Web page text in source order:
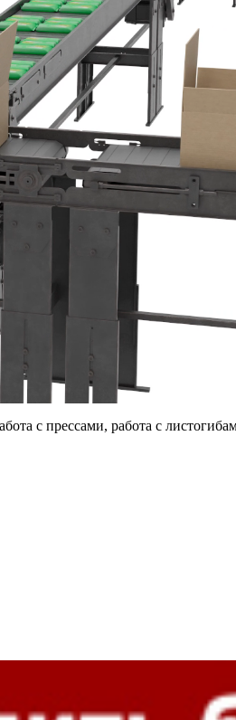
с прессами, работа с